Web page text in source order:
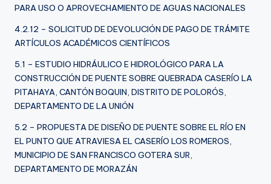
PARA USO O APROVECHAMIENTO DE AGUAS NACIONALES
4.2.12 – SOLICITUD DE DEVOLUCIÓN DE PAGO DE TRÁMITE
ARTÍCULOS ACADÉMICOS CIENTÍFICOS
5.1 – ESTUDIO HIDRÁULICO E HIDROLÓGICO PARA LA
CONSTRUCCIÓN DE PUENTE SOBRE QUEBRADA CASERÍO LA
PITAHAYA, CANTÓN BOQUIN, DISTRITO DE POLORÓS,
DEPARTAMENTO DE LA UNIÓN
5.2 – PROPUESTA DE DISEÑO DE PUENTE SOBRE EL RÍO EN
EL PUNTO QUE ATRAVIESA EL CASERÍO LOS ROMEROS,
MUNICIPIO DE SAN FRANCISCO GOTERA SUR,
DEPARTAMENTO DE MORAZÁN